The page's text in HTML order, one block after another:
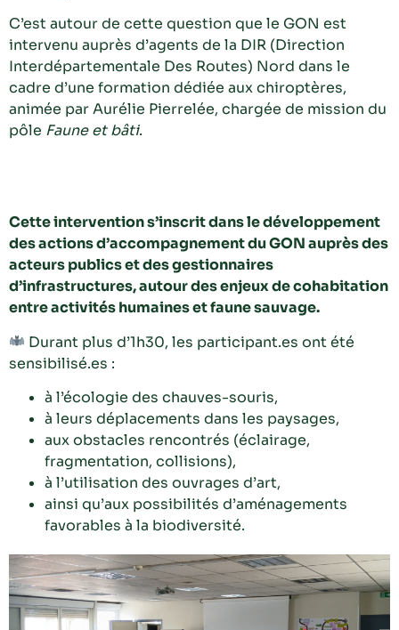
C’est autour de cette question que le GON est
intervenu auprès d’agents de la DIR (Direction
Interdépartementale Des Routes) Nord dans le
cadre d’une formation dédiée aux chiroptères,
animée par Aurélie Pierrelée, chargée de mission du
pôle Faune et bâti.
Cette intervention s’inscrit dans le développement
des actions d’accompagnement du GON auprès des
acteurs publics et des gestionnaires
d’infrastructures, autour des enjeux de cohabitation
entre activités humaines et faune sauvage.
Durant plus d’1h30, les participant.es ont été
sensibilisé.es :
à l’écologie des chauves-souris,
à leurs déplacements dans les paysages,
aux obstacles rencontrés (éclairage,
fragmentation, collisions),
à l’utilisation des ouvrages d’art,
ainsi qu’aux possibilités d’aménagements
favorables à la biodiversité.